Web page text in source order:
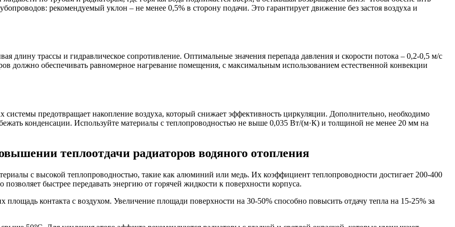
рекомендуемый уклон – не менее 0,5% в сторону подачи. Это гарантирует движение без застоя воздуха и
длину трассы и гидравлическое сопротивление. Оптимальные значения перепада давления и скорости потока – 0,2-0,5 м/с
должно обеспечивать равномерное нагревание помещения, с максимальным использованием естественной конвекции
системы предотвращает накопление воздуха, который снижает эффективность циркуляции. Дополнительно, необходимо
конденсации. Используйте материалы с теплопроводностью не выше 0,035 Вт/(м·К) и толщиной не менее 20 мм на
теплоотдачи радиаторов водяного отопления
с высокой теплопроводностью, такие как алюминий или медь. Их коэффициент теплопроводности достигает 200-400
быстрее передавать энергию от горячей жидкости к поверхности корпуса.
контакта с воздухом. Увеличение площади поверхности на 30-50% способно повысить отдачу тепла на 15-25% за